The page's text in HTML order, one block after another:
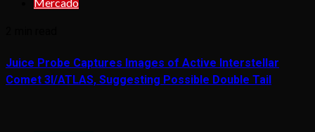
Juice Probe Captures Images of Active Interstellar
Comet 3I/ATLAS, Suggesting Possible Double Tail